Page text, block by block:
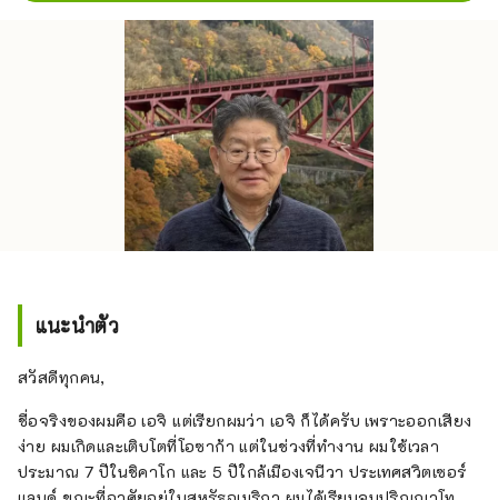
แนะนำตัว
สวัสดีทุกคน,
ชื่อจริงของผมคือ เอจิ แต่เรียกผมว่า เอจิ ก็ได้ครับ เพราะออกเสียง
ง่าย ผมเกิดและเติบโตที่โอซาก้า แต่ในช่วงที่ทำงาน ผมใช้เวลา
ประมาณ 7 ปีในชิคาโก และ 5 ปีใกล้เมืองเจนีวา ประเทศสวิตเซอร์